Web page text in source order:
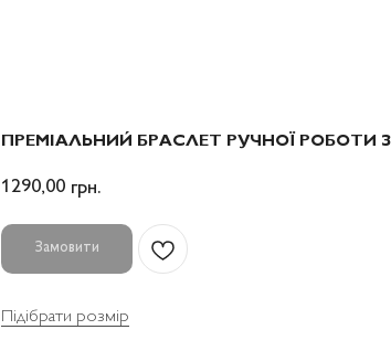
ПРЕМІАЛЬНИЙ БРАСЛЕТ РУЧНОЇ РОБОТИ ЗІ
1290,00 грн.
Замовити
Підібрати розмір